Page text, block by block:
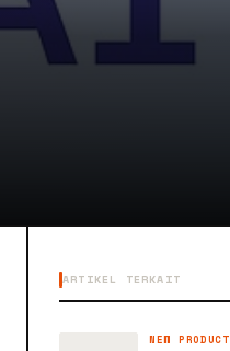
ARTIKEL TERKAIT
NEW PRODUCT